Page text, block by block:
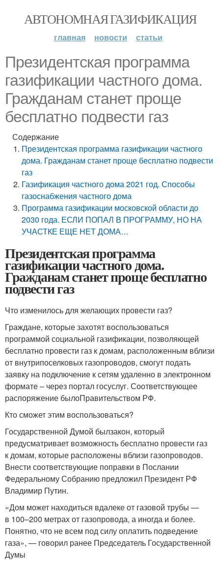
АВТОНОМНАЯ ГАЗИФИКАЦИЯ
главная новости статьи
Президентская программа
газификации частного дома.
Гражданам станет проще
бесплатно подвести газ
Содержание
Президентская программа газификации частного
дома. Гражданам станет проще бесплатно подвести
газ
Газификация частного дома 2021 год. Способы
газоснабжения частного дома
Программа газификации московской области до
2030 года. ЕСЛИ ПОПАЛ В ПРОГРАММУ, НО НА
УЧАСТКЕ ЕЩЕ НЕТ ДОМА…
Президентская программа
газификации частного дома.
Гражданам станет проще бесплатно
подвести газ
Что изменилось для желающих провести газ?
Граждане, которые захотят воспользоваться
программой социальной газификации, позволяющей
бесплатно провести газ к домам, расположенным вблизи
от внутрипоселковых газопроводов, смогут подать
заявку на подключение к сетям удаленно в электронном
формате – через портал госуслуг. Соответствующее
распоряжение былоПравительством РФ.
Кто сможет этим воспользоваться?
Государственной Думой былзакон, который
предусматривает возможность бесплатно провести газ
к домам, которые расположены вблизи газопроводов.
Внести соответствующие поправки в Послании
Федеральному Собранию предложил Президент РФ
Владимир Путин.
«Дом может находиться вдалеке от газовой трубы —
в 100–200 метрах от газопровода, а иногда и более.
Понятно, что не всем под силу оплатить подведение
газа», — говорил ранее Председатель Государственной
Думы